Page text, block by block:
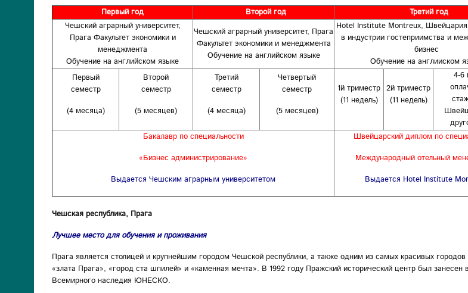
Первый год Второй год Третий год
Чешский аграрный университет,
Прага Факультет экономики и
менеджмента
Обучение на английском языке
Чешский аграрный университет, Прага
Факультет экономики и менеджмента
Обучение на английском языке
Hotel Institute Montreux,
в индустрии гостеприимства и
бизнес
Обучение на англииском
Первый
семестр
(4 месяца)
Второй
семестр
(5 месяцев)
Третий
семестр
(4 месяца)
Четвертый
семестр
(5 месяцев)
1й триместр
(11 недель)
2й триместр
(11 недель)
4-6
Бакалавр по специальности
«Бизнес администрирование»
Выдается Чешским аграрным университетом
Швейцарский диплом по
Международный отельный
Выдается Hotel Institute
Чешская республика, Прага
Лучшее место для обучения и проживания
Прага является столицей и крупнейшим городом Чешской республики, а также одним из самых красивых
«злата Прага», «город ста шпилей» и «каменная мечта». В 1992 году Пражский исторический центр был занесен
Всемирного наследия ЮНЕСКО.